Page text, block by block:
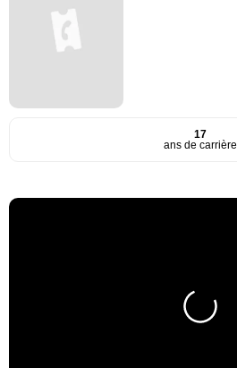
17
ans de carrière